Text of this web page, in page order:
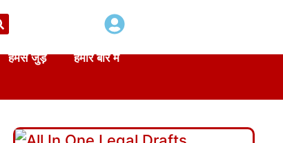
हमसे जुड़े हमारे बारे में